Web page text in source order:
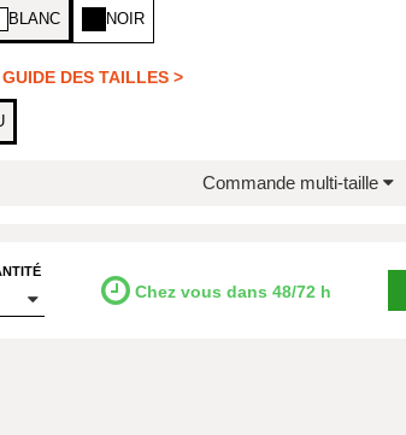
BLANC NOIR
GUIDE DES TAILLES >
Commande multi-taille
Chez vous dans 48/72 h